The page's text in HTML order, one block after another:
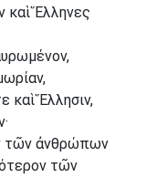
καὶ Ἕλληνες
καὶ Ἕλλησιν,
τῶν ἀνθρώπων
τῶν